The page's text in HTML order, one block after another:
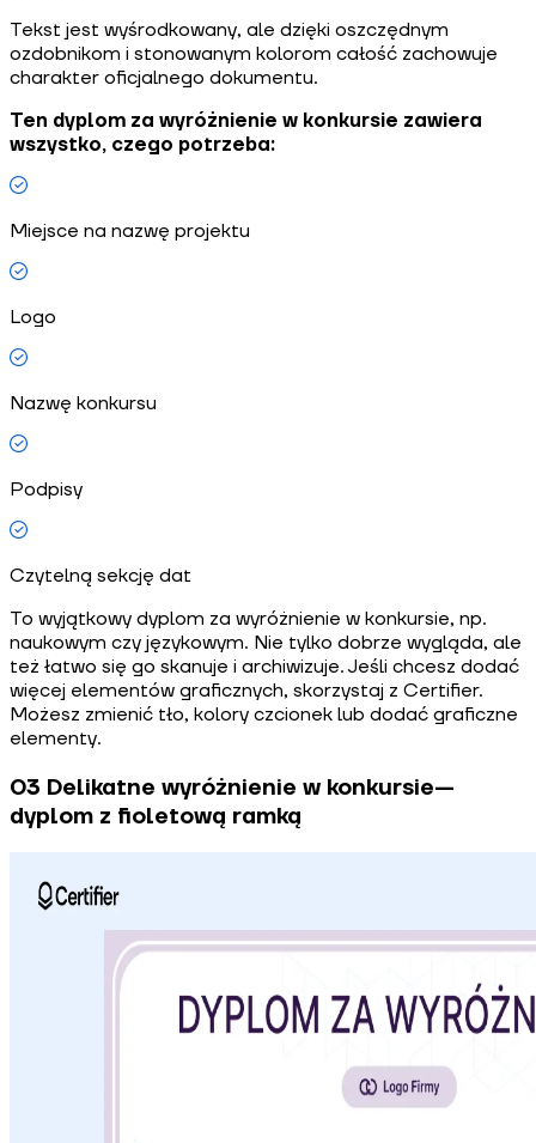
Tekst jest wyśrodkowany, ale dzięki oszczędnym
ozdobnikom i stonowanym kolorom całość zachowuje
charakter oficjalnego dokumentu.
Ten dyplom za wyróżnienie w konkursie zawiera
wszystko, czego potrzeba:
Miejsce na nazwę projektu
Logo
Nazwę konkursu
Podpisy
Czytelną sekcję dat
To wyjątkowy dyplom za wyróżnienie w konkursie, np.
naukowym czy językowym. Nie tylko dobrze wygląda, ale
też łatwo się go skanuje i archiwizuje. Jeśli chcesz dodać
więcej elementów graficznych, skorzystaj z Certifier.
Możesz zmienić tło, kolory czcionek lub dodać graficzne
elementy.
03 Delikatne wyróżnienie w konkursie—
dyplom z fioletową ramką